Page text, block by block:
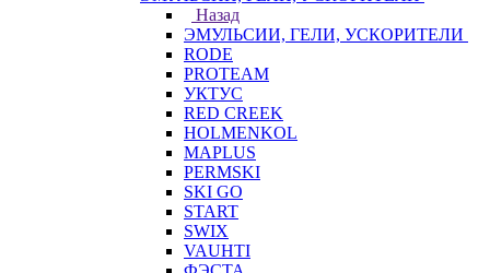
Назад
ЭМУЛЬСИИ, ГЕЛИ, УСКОРИТЕЛИ
RODE
PROTEAM
УКТУС
RED CREEK
HOLMENKOL
MAPLUS
PERMSKI
SKI GO
START
SWIX
VAUHTI